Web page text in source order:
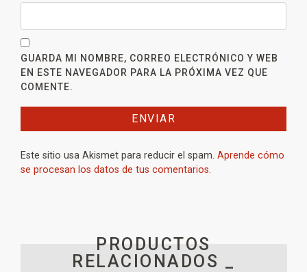
GUARDA MI NOMBRE, CORREO ELECTRÓNICO Y WEB
EN ESTE NAVEGADOR PARA LA PRÓXIMA VEZ QUE
COMENTE.
Este sitio usa Akismet para reducir el spam. Aprende cómo
se procesan los datos de tus comentarios.
PRODUCTOS
RELACIONADOS _